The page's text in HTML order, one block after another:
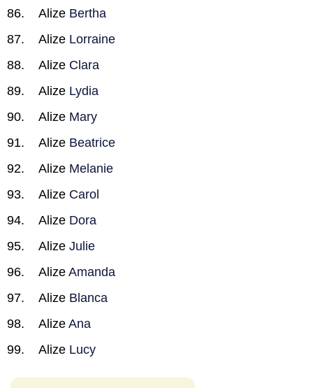
Alize Bertha
Alize Lorraine
Alize Clara
Alize Lydia
Alize Mary
Alize Beatrice
Alize Melanie
Alize Carol
Alize Dora
Alize Julie
Alize Amanda
Alize Blanca
Alize Ana
Alize Lucy